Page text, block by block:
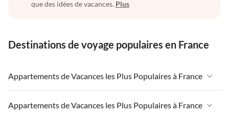
que des idées de vacances. Plus
Destinations de voyage populaires en France
Appartements de Vacances les Plus Populaires à France
Appartements de Vacances à France
Appartements de Vacances les Plus Populaires à France